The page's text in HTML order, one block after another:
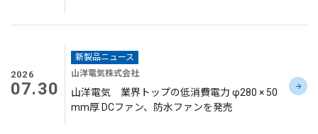
2026
07.30
新製品ニュース
山洋電気株式会社
山洋電気 業界トップの低消費電力 φ280 × 50
mm厚 DCファン、防水ファンを発売